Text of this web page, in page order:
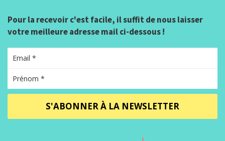
Pour la recevoir c'est facile, il suffit de nous laisser
votre meilleure adresse mail ci-dessous !
S'ABONNER À LA NEWSLETTER